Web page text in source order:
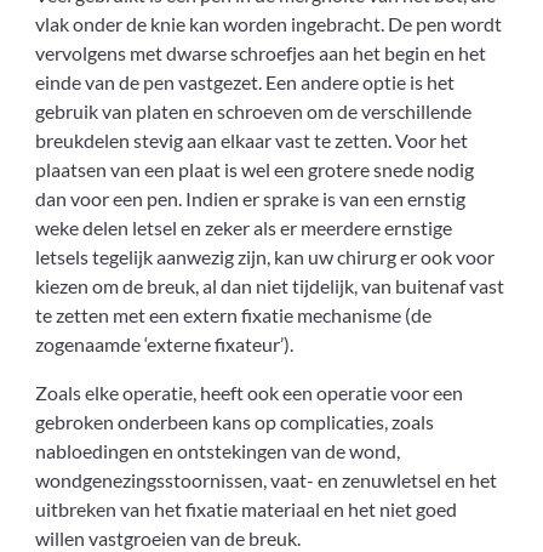
vlak onder de knie kan worden ingebracht. De pen wordt
vervolgens met dwarse schroefjes aan het begin en het
einde van de pen vastgezet. Een andere optie is het
gebruik van platen en schroeven om de verschillende
breukdelen stevig aan elkaar vast te zetten. Voor het
plaatsen van een plaat is wel een grotere snede nodig
dan voor een pen. Indien er sprake is van een ernstig
weke delen letsel en zeker als er meerdere ernstige
letsels tegelijk aanwezig zijn, kan uw chirurg er ook voor
kiezen om de breuk, al dan niet tijdelijk, van buitenaf vast
te zetten met een extern fixatie mechanisme (de
zogenaamde ‘externe fixateur’).
Zoals elke operatie, heeft ook een operatie voor een
gebroken onderbeen kans op complicaties, zoals
nabloedingen en ontstekingen van de wond,
wondgenezingsstoornissen, vaat- en zenuwletsel en het
uitbreken van het fixatie materiaal en het niet goed
willen vastgroeien van de breuk.